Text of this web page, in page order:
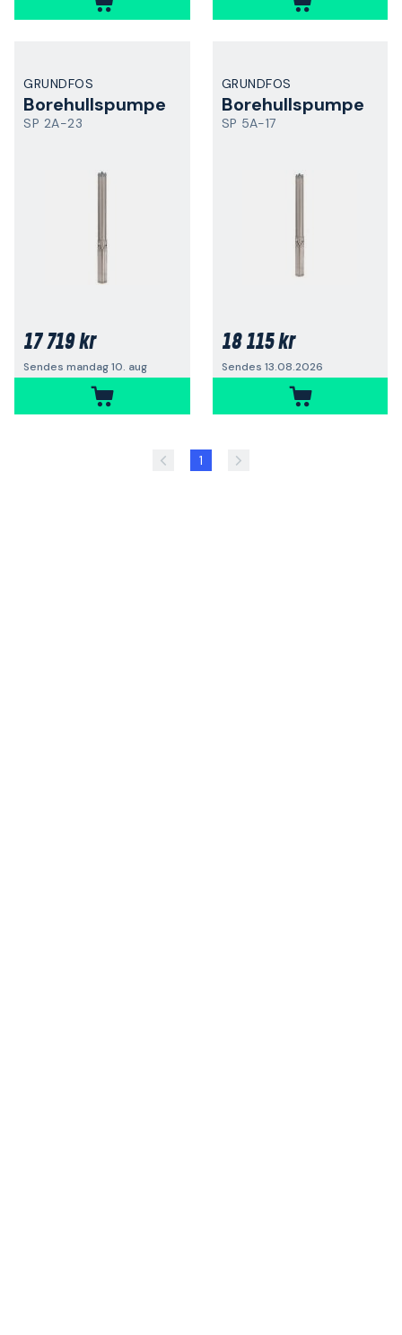
GRUNDFOS
Borehullspumpe
SP 2A-23
17 719 kr
Sendes mandag 10. aug
GRUNDFOS
Borehullspumpe
SP 5A-17
18 115 kr
Sendes 13.08.2026
1